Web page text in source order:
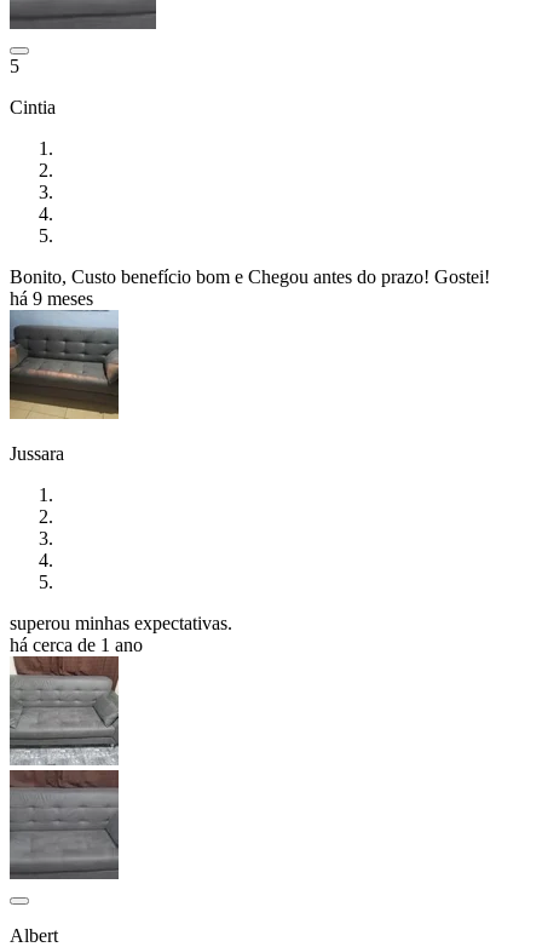
5
Cintia
Bonito, Custo benefício bom e Chegou antes do prazo! Gostei!
há 9 meses
Jussara
superou minhas expectativas.
há cerca de 1 ano
Albert